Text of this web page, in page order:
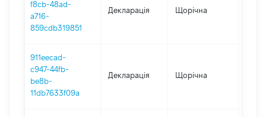
f8cb-48ad-
a716-
859cdb319851
Декларація Щорічна
911eecad-
c947-44fb-
be8b-
11db7633f09a
Декларація Щорічна